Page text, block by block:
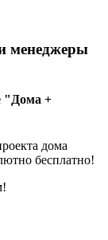
менеджеры
"Дома +
дома
бесплатно!